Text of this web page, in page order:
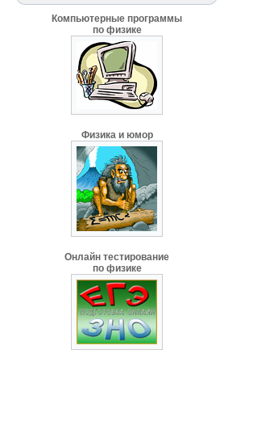
Компьютерные программы
по физике
Физика и юмор
Онлайн тестирование
по физике